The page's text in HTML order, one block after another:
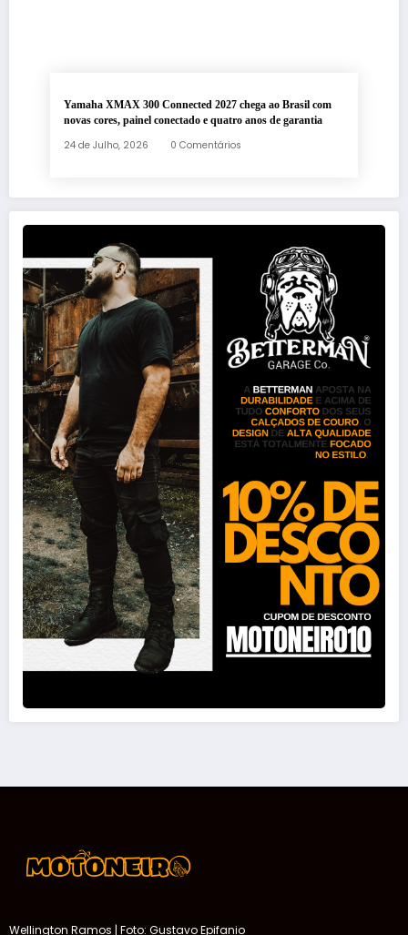
Yamaha XMAX 300 Connected 2027 chega ao Brasil com
novas cores, painel conectado e quatro anos de garantia
24 de Julho, 2026 0 Comentários
Wellington Ramos | Foto: Gustavo Epifanio